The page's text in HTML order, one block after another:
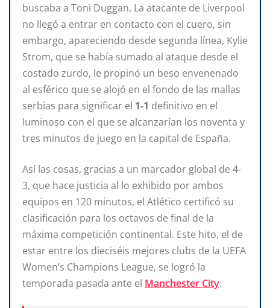
buscaba a Toni Duggan. La atacante de Liverpool
no llegó a entrar en contacto con el cuero, sin
embargo, apareciendo desde segunda línea, Kylie
Strom, que se había sumado al ataque desde el
costado zurdo, le propinó un beso envenenado
al esférico que se alojó en el fondo de las mallas
serbias para significar el 1-1 definitivo en el
luminoso con el que se alcanzarían los noventa y
tres minutos de juego en la capital de España.
Así las cosas, gracias a un marcador global de 4-
3, que hace justicia al lo exhibido por ambos
equipos en 120 minutos, el Atlético certificó su
clasificación para los octavos de final de la
máxima competición continental. Este hito, el de
estar entre los dieciséis mejores clubs de la UEFA
Women’s Champions League, se logró la
temporada pasada ante el Manchester City.